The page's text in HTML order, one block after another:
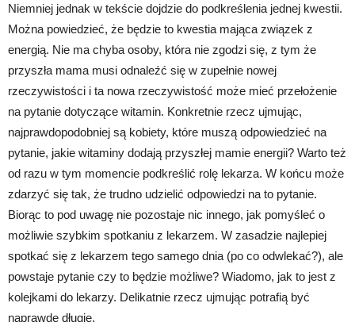
Niemniej jednak w tekście dojdzie do podkreślenia jednej kwestii.
Można powiedzieć, że będzie to kwestia mająca związek z
energią. Nie ma chyba osoby, która nie zgodzi się, z tym że
przyszła mama musi odnaleźć się w zupełnie nowej
rzeczywistości i ta nowa rzeczywistość może mieć przełożenie
na pytanie dotyczące witamin. Konkretnie rzecz ujmując,
najprawdopodobniej są kobiety, które muszą odpowiedzieć na
pytanie, jakie witaminy dodają przyszłej mamie energii? Warto też
od razu w tym momencie podkreślić rolę lekarza. W końcu może
zdarzyć się tak, że trudno udzielić odpowiedzi na to pytanie.
Biorąc to pod uwagę nie pozostaje nic innego, jak pomyśleć o
możliwie szybkim spotkaniu z lekarzem. W zasadzie najlepiej
spotkać się z lekarzem tego samego dnia (po co odwlekać?), ale
powstaje pytanie czy to będzie możliwe? Wiadomo, jak to jest z
kolejkami do lekarzy. Delikatnie rzecz ujmując potrafią być
naprawdę długie.